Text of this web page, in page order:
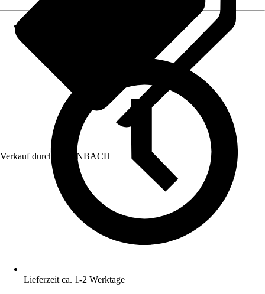
Verkauf durch: HORNBACH
Lieferzeit ca. 1-2 Werktage